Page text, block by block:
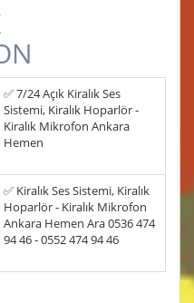
✅ 7/24 Açık Kiralık Ses
Sistemi, Kiralık Hoparlör -
Kiralık Mikrofon Ankara
Hemen
✅ Kiralık Ses Sistemi, Kiralık
Hoparlör - Kiralık Mikrofon
Ankara Hemen Ara 0536 474
94 46 - 0552 474 94 46